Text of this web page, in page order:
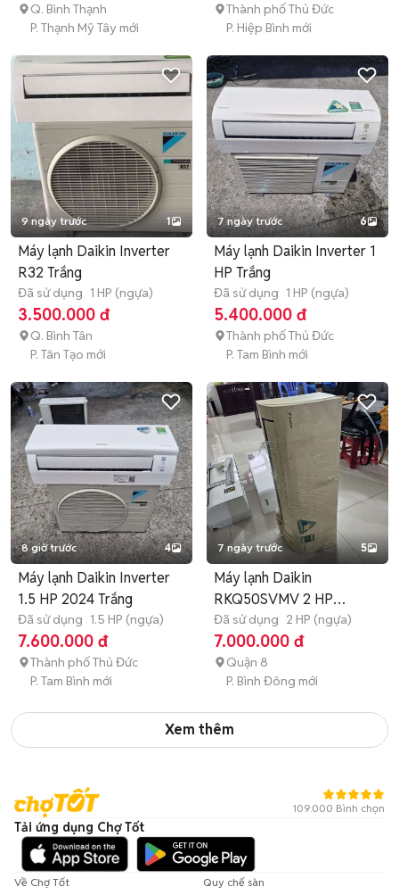
Q. Bình Thạnh
P. Thạnh Mỹ Tây mới
Thành phố Thủ Đức
P. Hiệp Bình mới
9 ngày trước 1
Máy lạnh Daikin Inverter
R32 Trắng
Đã sử dụng 1 HP (ngựa)
3.500.000 đ
Q. Bình Tân
P. Tân Tạo mới
7 ngày trước 6
Máy lạnh Daikin Inverter 1
HP Trắng
Đã sử dụng 1 HP (ngựa)
5.400.000 đ
Thành phố Thủ Đức
P. Tam Bình mới
8 giờ trước 4
Máy lạnh Daikin Inverter
1.5 HP 2024 Trắng
Đã sử dụng 1.5 HP (ngựa)
7.600.000 đ
Thành phố Thủ Đức
P. Tam Bình mới
7 ngày trước 5
Máy lạnh Daikin
RKQ50SVMV 2 HP
Inverter
Đã sử dụng 2 HP (ngựa)
7.000.000 đ
Quận 8
P. Bình Đông mới
Xem thêm
109.000 Bình chọn
Tải ứng dụng Chợ Tốt
Về Chợ Tốt Quy chế sàn